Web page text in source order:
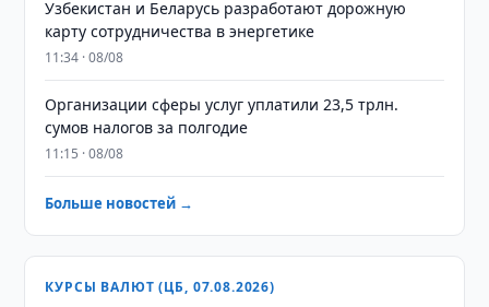
Узбекистан и Беларусь разработают дорожную
карту сотрудничества в энергетике
11:34 · 08/08
Организации сферы услуг уплатили 23,5 трлн.
сумов налогов за полгодие
11:15 · 08/08
Больше новостей →
КУРСЫ ВАЛЮТ (ЦБ, 07.08.2026)